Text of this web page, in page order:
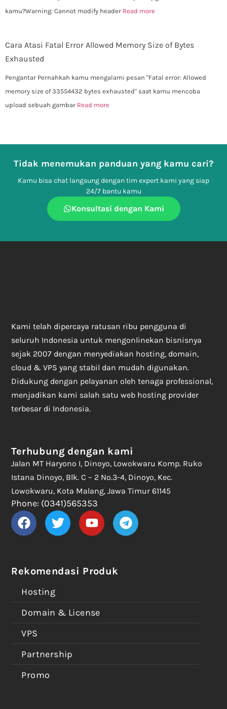
kamu?Warning: Cannot modify header Read more
Cara Atasi Fatal Error Allowed Memory Size of Bytes
Exhausted
Pengantar Pernahkah kamu mengalami pesan "Fatal error: Allowed
memory size of 33554432 bytes exhausted" saat kamu mencoba
upload sebuah gambar Read more
Tidak menemukan panduan yang kamu cari?
Kamu bisa chat langsung dengan tim expert kami yang siap
24/7 bantu kamu
Konsultasi dengan Kami
Kami telah dipercaya ratusan ribu pengguna di
seluruh Indonesia untuk mengonlinekan bisnisnya
sejak 2007 dengan menyediakan hosting, domain,
cloud & VPS yang stabil dan mudah digunakan.
Didukung dengan pelayanan oleh tenaga professional,
menjadikan kami salah satu web hosting provider
terbesar di Indonesia.
Rekomendasi Produk
Hosting
Domain & License
VPS
Partnership
Promo
Terhubung dengan kami
Jalan MT Haryono I, Dinoyo, Lowokwaru Komp. Ruko
Istana Dinoyo, Blk. C – 2 No.3-4, Dinoyo, Kec.
Lowokwaru, Kota Malang, Jawa Timur 61145
Phone: (0341)565353